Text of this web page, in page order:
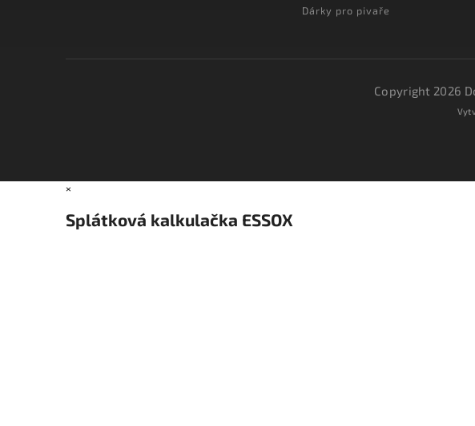
Dárky pro pivaře
Copyright 2026
×
Splátková kalkulačka ESSOX